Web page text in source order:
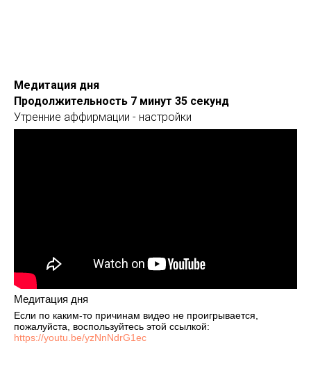
Медитация дня
Продолжительность 7 минут 35 секунд
Утренние аффирмации - настройки
Медитация дня
Если по каким-то причинам видео не проигрывается,
пожалуйста, воспользуйтесь этой ссылкой:
https://youtu.be/yzNnNdrG1ec